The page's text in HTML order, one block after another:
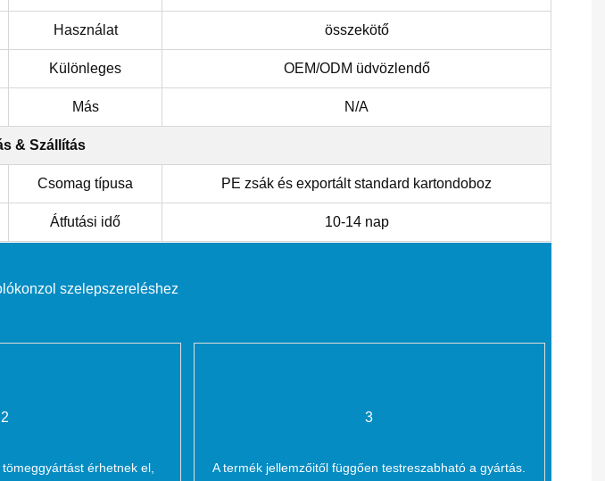
Használat összekötő
Különleges OEM/ODM üdvözlendő
Más N/A
& Szállítás
Csomag típusa PE zsák és exportált standard kartondoboz
Átfutási idő 10-14 nap
szelepszereléshez
2
érhetnek el,
3
A termék jellemzőitől függően testreszabható a gyártás.